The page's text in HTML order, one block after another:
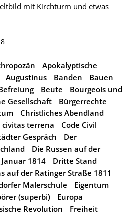
mit Kirchturm und etwas
Apokalyptische
Augustinus Banden
Bauen
Beute
Bourgeois und
Gesellschaft
Bürgerrechte
Christliches Abendland
civitas terrena
Code Civil
Gespräch
Der
Die Russen auf der
1814
Dritte Stand
auf der Ratinger Straße 1811
Malerschule
Eigentum
(superbi)
Europa
Revolution
Freiheit